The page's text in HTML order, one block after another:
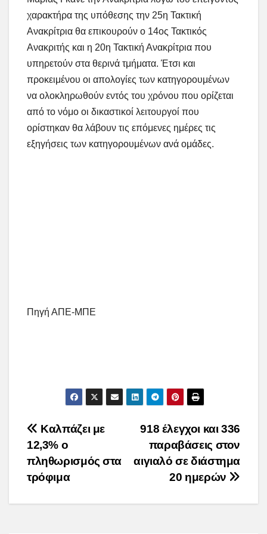
χαρακτήρα της υπόθεσης την 25η Τακτική
Ανακρίτρια θα επικουρούν ο 14ος Τακτικός
Ανακριτής και η 20η Τακτική Ανακρίτρια που
υπηρετούν στα θερινά τμήματα. Έτσι και
προκειμένου οι απολογίες των κατηγορουμένων
να ολοκληρωθούν εντός του χρόνου που ορίζεται
από το νόμο οι δικαστικοί λειτουργοί που
ορίστηκαν θα λάβουν τις επόμενες ημέρες τις
εξηγήσεις των κατηγορουμένων ανά ομάδες.
Πηγή ΑΠΕ-ΜΠΕ
Post
navigation
918 έλεγχοι και 336
παραβάσεις στον
αιγιαλό σε διάστημα
20 ημερών
Καλπάζει με
12,3% ο
πληθωρισμός στα
τρόφιμα